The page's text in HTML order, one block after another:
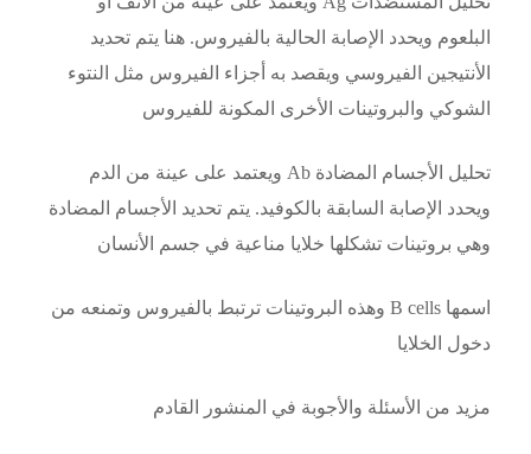
البلعوم ويحدد الإصابة الحالية بالفيروس. هنا يتم تحديد
الأنتيجين الفيروسي ويقصد به أجزاء الفيروس مثل النتوء
الشوكي والبروتينات الأخرى المكونة للفيروس
تحليل الأجسام المضادة Ab ويعتمد على عينة من الدم
ويحدد الإصابة السابقة بالكوفيد. يتم تحديد الأجسام المضادة
وهي بروتينات تشكلها خلايا مناعية في جسم الأنسان
اسمها B cells وهذه البروتينات ترتبط بالفيروس وتمنعه من
دخول الخلايا
مزيد من الأسئلة والأجوبة في المنشور القادم